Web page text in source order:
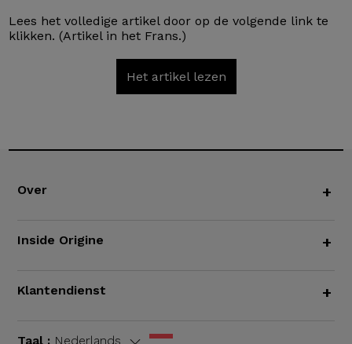
Lees het volledige artikel door op de volgende link te
klikken. (Artikel in het Frans.)
Het artikel lezen
Over +
Inside Origine +
Klantendienst +
Taal : Nederlands